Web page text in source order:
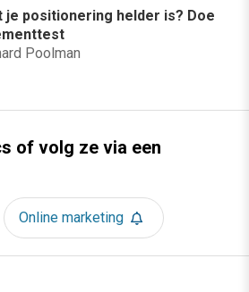
je positionering helder is? Doe
Poolman
of volg ze via een
Online marketing